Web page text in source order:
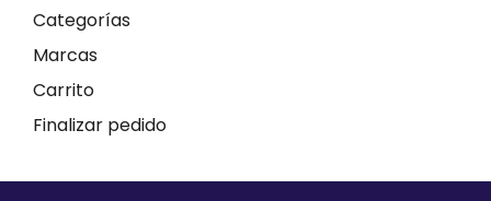
Categorías
Marcas
Carrito
Finalizar pedido